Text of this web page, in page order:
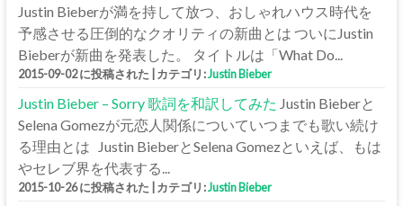
Justin Bieberが満を持して放つ、おしゃれハウス時代を
予感させる圧倒的なクオリティの新曲とは ついにJustin
Bieberが新曲を発表した。 タイトルは「What Do...
2015-09-02 に投稿された カテゴリ:Justin Bieber
Justin Bieber – Sorry 歌詞を和訳してみた Justin Bieberと
Selena Gomezが元恋人関係についていつまでも歌い続け
る理由とは Justin BieberとSelena Gomezといえば、もは
やセレブ界を代表する...
2015-10-26 に投稿された カテゴリ:Justin Bieber